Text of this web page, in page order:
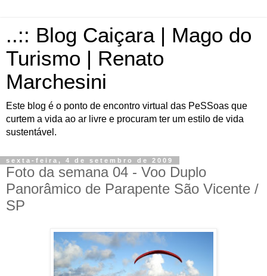
..:: Blog Caiçara | Mago do
Turismo | Renato
Marchesini
Este blog é o ponto de encontro virtual das PeSSoas que
curtem a vida ao ar livre e procuram ter um estilo de vida
sustentável.
sexta-feira, 4 de setembro de 2009
Foto da semana 04 - Voo Duplo
Panorâmico de Parapente São Vicente /
SP